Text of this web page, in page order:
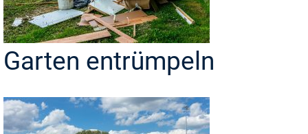
Garten entrümpeln